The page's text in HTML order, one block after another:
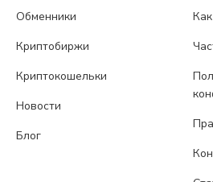
Обменники
Криптобиржи
Криптокошельки
Новости
Блог